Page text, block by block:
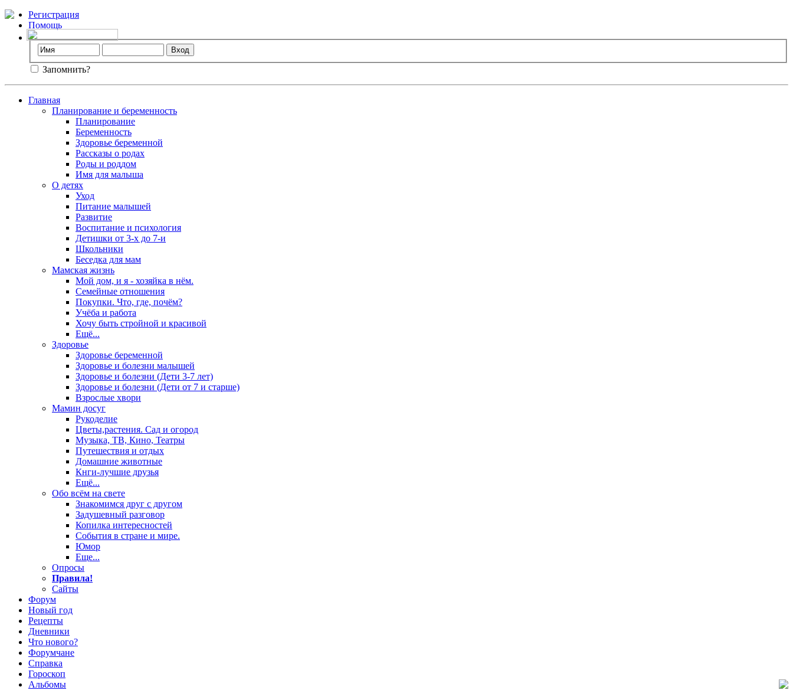
Регистрация
Помощь
Запомнить?
Главная
Планирование и беременность
Планирование
Беременность
Здоровье беременной
Рассказы о родах
Роды и роддом
Имя для малыша
О детях
Уход
Питание малышей
Развитие
Воспитание и психология
Детишки от 3-х до 7-и
Школьники
Беседка для мам
Мамская жизнь
Мой дом, и я - хозяйка в нём.
Семейные отношения
Покупки. Что, где, почём?
Учёба и работа
Хочу быть стройной и красивой
Ещё...
Здоровье
Здоровье беременной
Здоровье и болезни малышей
Здоровье и болезни (Дети 3-7 лет)
Здоровье и болезни (Дети от 7 и старше)
Взрослые хвори
Мамин досуг
Рукоделие
Цветы,растения. Сад и огород
Музыка, ТВ, Кино, Театры
Путешествия и отдых
Домашние животные
Кнги-лучшие друзья
Ещё...
Обо всём на свете
Знакомимся друг с другом
Задушевный разговор
Копилка интересностей
События в стране и мире.
Юмор
Еще...
Опросы
Правила!
Сайты
Форум
Новый год
Рецепты
Дневники
Что нового?
Форумчане
Справка
Гороскоп
Альбомы